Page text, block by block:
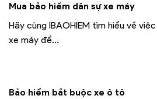
Mua bảo hiểm dân sự xe máy
Hãy cùng IBAOHIEM tìm hiểu về
xe máy để...
Bảo hiểm bắt buộc xe ô tô